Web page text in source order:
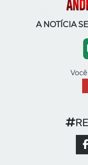
A NOTÍCIA